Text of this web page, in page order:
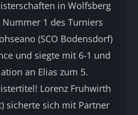
in Wolfsberg
1 des Turniers
(SCO Bodensdorf)
und siegte mit 6-1 und
an Elias zum 5.
Lorenz Fruhwirth
sicherte sich mit Partner